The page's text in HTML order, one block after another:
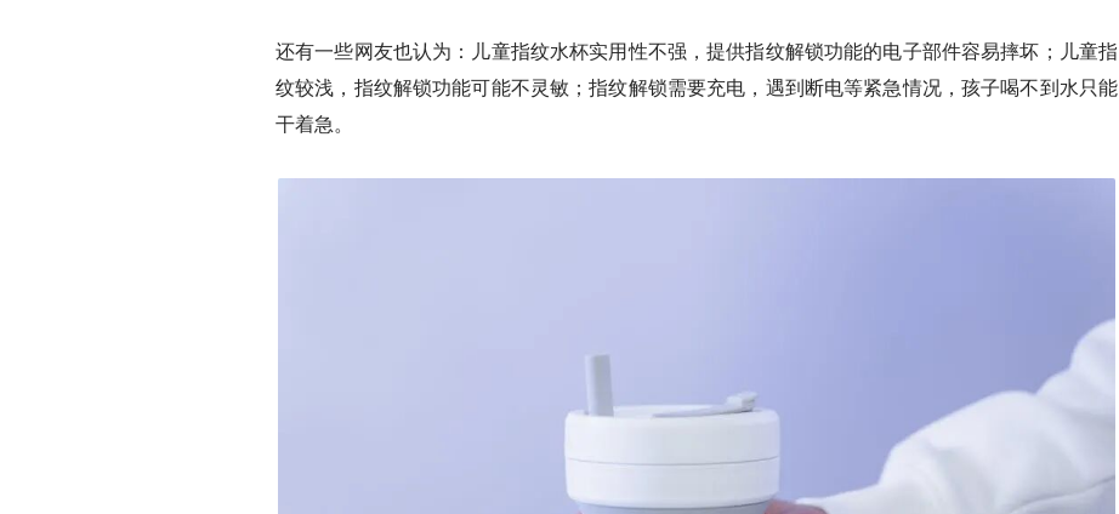
还有一些网友也认为：儿童指纹水杯实用性不强，提供指纹解锁功能的电子部件容易摔坏；儿童指
纹较浅，指纹解锁功能可能不灵敏；指纹解锁需要充电，遇到断电等紧急情况，孩子喝不到水只能
干着急。